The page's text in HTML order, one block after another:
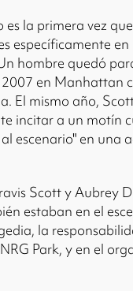
es la primera vez
específicamente
hombre quedó
en Manhattan
El mismo año,
incitar a un motín
escenario" en una
Scott y Aubrey
estaban en el
la
Park, y en el